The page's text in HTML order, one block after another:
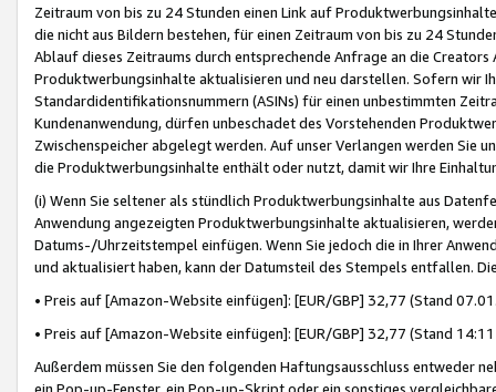
Zeitraum von bis zu 24 Stunden einen Link auf
die nicht aus Bildern bestehen, für einen Zeitraum von bis zu 24
Ablauf dieses Zeitraums durch entsprechende Anfrage an die
Produktwerbungsinhalte aktualisieren und neu darstellen. Sofern wir
Standardidentifikationsnummern (ASINs) für einen unbestimmten
Kundenanwendung, dürfen unbeschadet des Vorstehenden
Zwischenspeicher abgelegt werden. Auf unser Verlangen werden Sie
die Produktwerbungsinhalte enthält oder nutzt, damit wir Ihre
(i) Wenn Sie seltener als stündlich Produktwerbungsinhalte aus
Anwendung angezeigten Produktwerbungsinhalte aktualisieren,
Datums-/Uhrzeitstempel einfügen. Wenn Sie jedoch die in Ihrer
und aktualisiert haben, kann der Datumsteil des Stempels entfallen.
• Preis auf [Amazon-Website einfügen]: [EUR/GBP] 32,77 (Stand
• Preis auf [Amazon-Website einfügen]: [EUR/GBP] 32,77 (Stand
Außerdem müssen Sie den folgenden Haftungsausschluss entweder
ein Pop-up-Fenster, ein Pop-up-Skript oder ein sonstiges